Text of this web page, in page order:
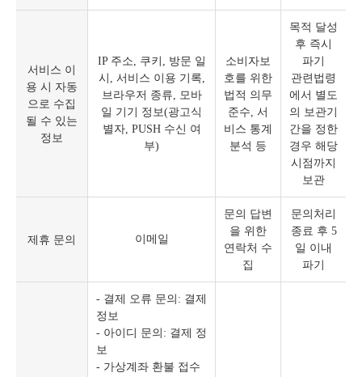
서비스 이
용 시 자동
으로 수집
될 수 있는
정보
IP 주소, 쿠키, 방문 일
시, 서비스 이용 기록,
브라우저 종류, 모바
일 기기 정보(광고식
별자, PUSH 수신 여
부)
소비자보
호를 위한
법적 의무
준수, 서
비스 통계
분석 등
목적 달성
후 즉시
파기
관련법령
에서 별도
의 보관기
간을 정한
경우 해당
시점까지
보관
제휴 문의 이메일
문의 답변
을 위한
연락처 수
집
문의처리
종료 후 5
일 이내
파기
- 결제 오류 문의: 결제
정보
- 아이디 문의: 결제 정
보
- 가상계좌 환불 접수